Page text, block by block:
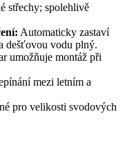
střechy; spolehlivě
Automaticky zastaví
dešťovou vodu plný.
umožňuje montáž při
mezi letním a
pro velikosti svodových